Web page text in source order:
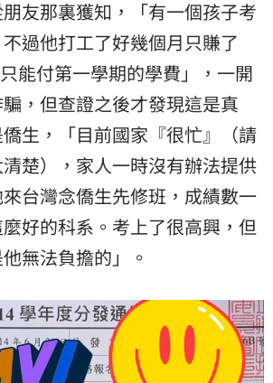
友那裏獲知，「有一個孩子考
不過他打工了好幾個月只賺了
能付第一學期的學費」，一開
，但查證之後才發現這是真
生，「目前國家『很忙』（請
楚），家人一時沒有辦法提供
台灣念僑生先修班，成績數一
好的科系。考上了很高興，但
無法負擔的」。